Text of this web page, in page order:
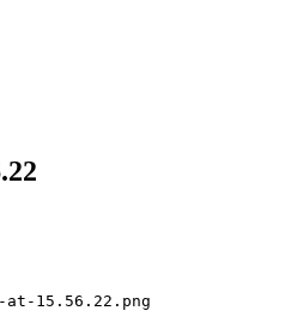
at-15.56.22.png